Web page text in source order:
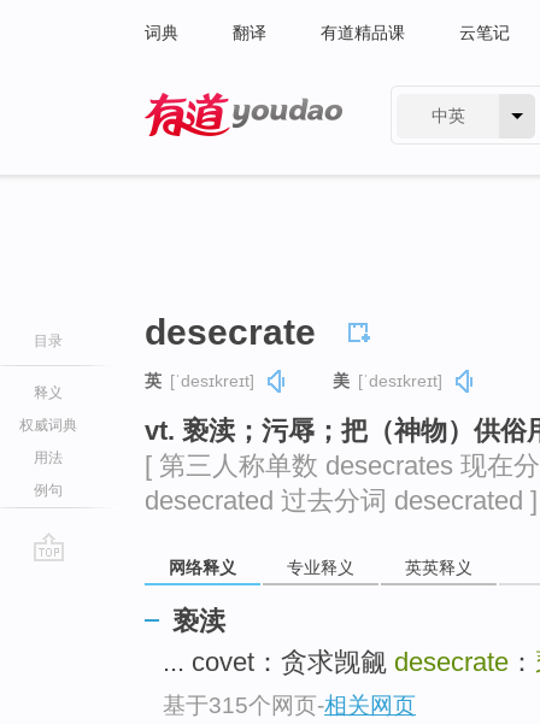
词典 翻译 有道精品课 云笔记
中英
目录
释义
权威词典
用法
例句
desecrate
英 [ˈdesɪkreɪt] 美 [ˈdesɪkreɪt]
vt. 亵渎；污辱；把（神物）供俗
[ 第三人称单数 desecrates 现在
desecrated 过去分词 desecrated ]
网络释义 专业释义 英英释义
亵渎
... covet：贪求觊觎 desecrate ：
基于315个网页-相关网页